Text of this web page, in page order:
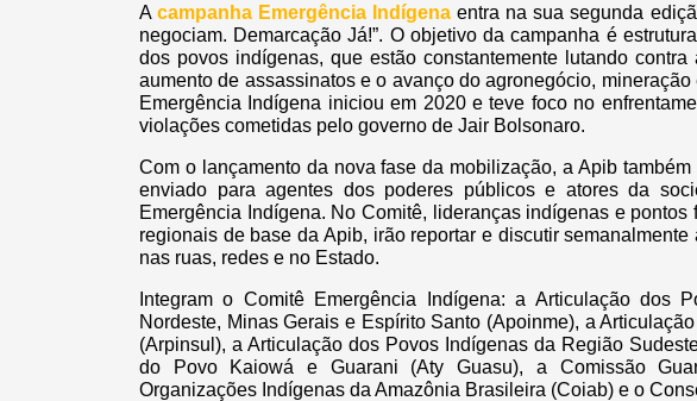
Acampanha Emergência Indígena entra na sua segunda
negociam. Demarcação Já!”. O objetivo da campanha é
dos povos indígenas, que estão constantemente lutando
aumento de assassinatos e o avanço do agronegócio,
Emergência Indígena iniciou em 2020 e teve foco no
violações cometidas pelo governo de Jair Bolsonaro.
Com o lançamento da nova fase da mobilização, a Apib
enviado para agentes dos poderes públicos e atores da
Emergência Indígena. No Comitê, lideranças indígenas e
regionais de base da Apib, irão reportar e discutir
nas ruas, redes e no Estado.
Integram o Comitê Emergência Indígena: a Articulação dos
Nordeste, Minas Gerais e Espírito Santo (Apoinme), a
(Arpinsul), a Articulação dos Povos Indígenas da Região
do Povo Kaiowá e Guarani (Aty Guasu), a Comissão
Organizações Indígenas da Amazônia Brasileira (Coiab) e o